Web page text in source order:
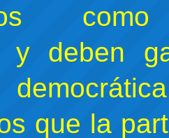
deben
que la